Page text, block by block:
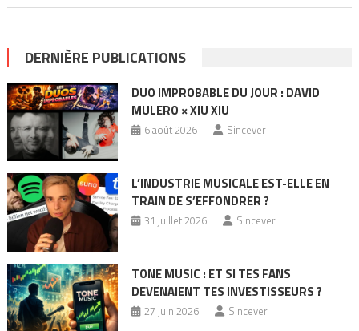
DERNIÈRE PUBLICATIONS
DUO IMPROBABLE DU JOUR : DAVID
MULERO × XIU XIU
6 août 2026 Sincever
L’INDUSTRIE MUSICALE EST-ELLE EN
TRAIN DE S’EFFONDRER ?
31 juillet 2026 Sincever
TONE MUSIC : ET SI TES FANS
DEVENAIENT TES INVESTISSEURS ?
27 juin 2026 Sincever